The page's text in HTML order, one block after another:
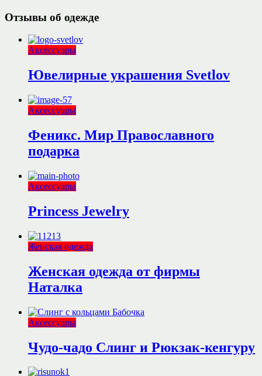
Отзывы об одежде
Аксессуары
Ювелирные украшения Svetlov
Аксессуары
Феникс. Мир Православного
подарка
Аксессуары
Princess Jewelry
Женская одежда
Женская одежда от фирмы
Наталка
Аксессуары
Чудо-чадо Слинг и Рюкзак-кенгуру